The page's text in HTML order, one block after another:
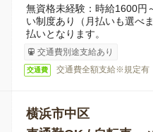
無資格未経験：時給1600
い制度あり（月払いも選べ
払いとなります。
交通費別途支給あり
交通費 交通費全額支給※規定有
横浜市中区